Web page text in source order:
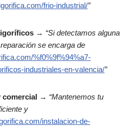
frio-industrial/”
→ “Si detectamos alguna
se encarga de
%f0%9f%94%a7-
industriales-en-valencia/”
comercial → “Mantenemos tu
y
instalacion-de-